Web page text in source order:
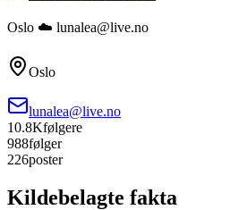
Oslo ☁️ lunalea@live.no
Oslo
lunalea@live.no
10.8Kfølgere
988følger
226poster
Kildebelagte fakta